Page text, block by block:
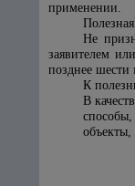
применении.
Не
заявителем
позднее шести
К
В
объекты,